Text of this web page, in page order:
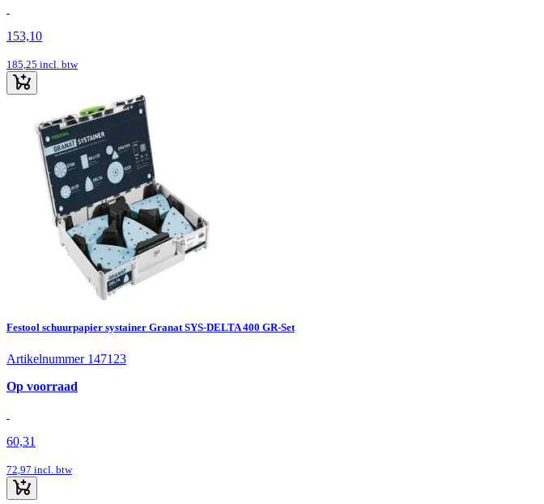
153,10
185,25 incl. btw
Festool schuurpapier systainer Granat SYS-DELTA 400 GR-Set
Artikelnummer 147123
Op voorraad
60,31
72,97 incl. btw